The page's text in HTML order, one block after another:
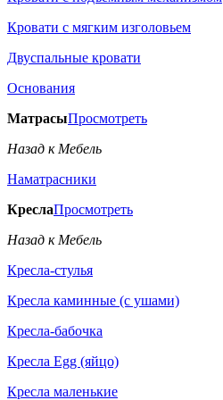
Кровати с мягким изголовьем
Двуспальные кровати
Основания
МатрасыПросмотреть
Назад к Мебель
Наматрасники
КреслаПросмотреть
Назад к Мебель
Кресла-стулья
Кресла каминные (с ушами)
Кресла-бабочка
Кресла Egg (яйцо)
Кресла маленькие